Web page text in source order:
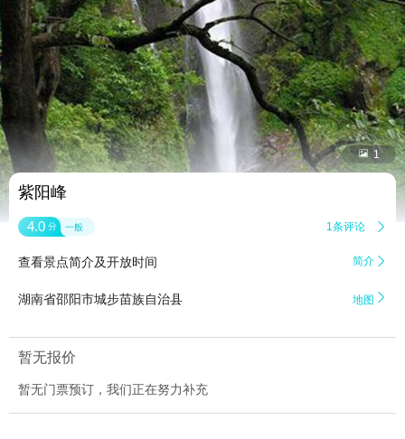
 1
紫阳峰
4.0 分 一般 1条评论 
查看景点简介及开放时间 简介 
湖南省邵阳市城步苗族自治县 地图 
暂无报价
暂无门票预订，我们正在努力补充
